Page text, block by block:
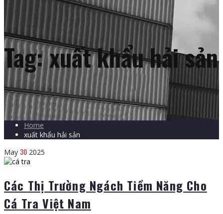
Tag:xuất khẩu hải sản
Home
xuất khẩu hải sản
May 30 2025
Các Thị Trường Ngách Tiềm Năng Cho
Cá Tra Việt Nam